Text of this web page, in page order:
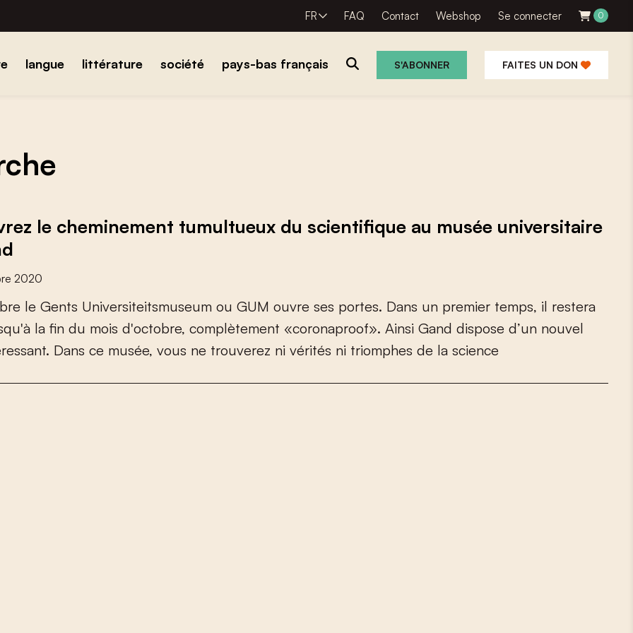
FR FAQ Contact Webshop Se connecter 0
langue littérature société pays-bas français S'ABONNER FAITES UN DON
le cheminement tumultueux du scientifique au musée universitaire
2020
bre le Gents Universiteitsmuseum ou GUM ouvre ses portes. Dans un premier temps, il restera
qu'à la fn du mois d'octobre, complètement «coronaproof». Ainsi Gand dispose d’un nouvel
ressant. Dans ce musée, vous ne trouverez ni vérités ni triomphes de la science